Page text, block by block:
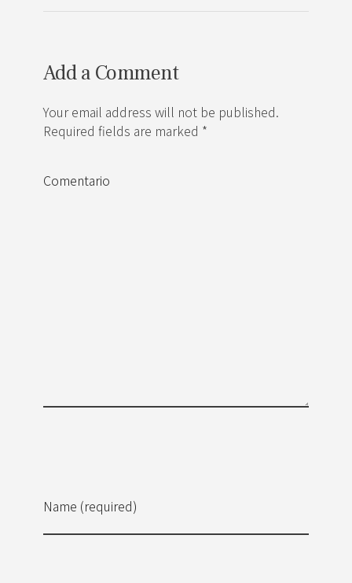
Add a Comment
Your email address will not be published.
Required fields are marked *
Name (required)
Comentario